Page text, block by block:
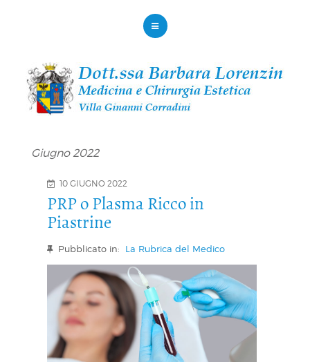
Giugno 2022
10 GIUGNO 2022
PRP o Plasma Ricco in
Piastrine
Pubblicato in: La Rubrica del Medico